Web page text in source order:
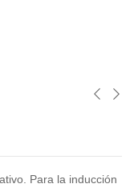
Para la inducción